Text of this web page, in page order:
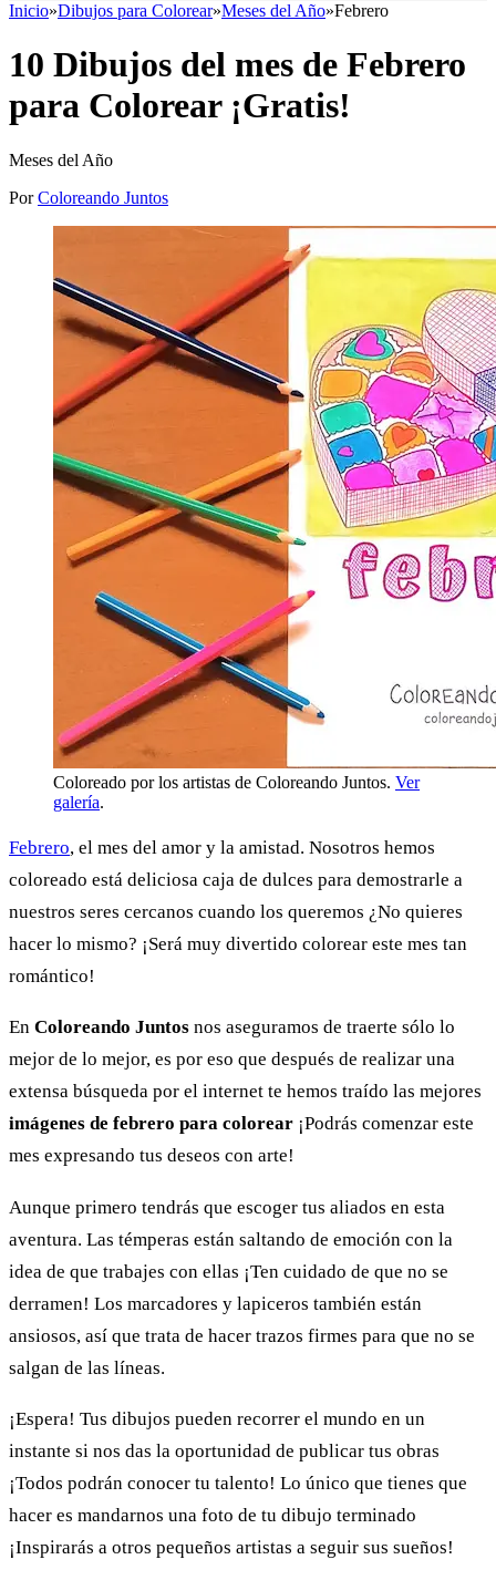
Inicio»Dibujos para Colorear»Meses del Año»Febrero
10 Dibujos del mes de Febrero
para Colorear ¡Gratis!
Meses del Año
PorColoreando Juntos
Coloreado por los artistas de Coloreando Juntos. Ver
galería.
Febrero, el mes del amor y la amistad. Nosotros hemos
coloreado está deliciosa caja de dulces para demostrarle a
nuestros seres cercanos cuando los queremos ¿No quieres
hacer lo mismo? ¡Será muy divertido colorear este mes tan
romántico!
En Coloreando Juntos nos aseguramos de traerte sólo lo
mejor de lo mejor, es por eso que después de realizar una
extensa búsqueda por el internet te hemos traído las mejores
imágenes de febrero para colorear ¡Podrás comenzar este
mes expresando tus deseos con arte!
Aunque primero tendrás que escoger tus aliados en esta
aventura. Las témperas están saltando de emoción con la
idea de que trabajes con ellas ¡Ten cuidado de que no se
derramen! Los marcadores y lapiceros también están
ansiosos, así que trata de hacer trazos firmes para que no se
salgan de las líneas.
¡Espera! Tus dibujos pueden recorrer el mundo en un
instante si nos das la oportunidad de publicar tus obras
¡Todos podrán conocer tu talento! Lo único que tienes que
hacer es mandarnos una foto de tu dibujo terminado
¡Inspirarás a otros pequeños artistas a seguir sus sueños!